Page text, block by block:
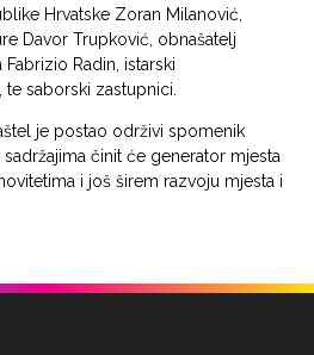
Hrvatske Zoran Milanović,
Davor Trupković, obnašatelj
Radin, istarski
saborski zastupnici.
je postao održivi spomenik
činit će generator mjesta
i još širem razvoju mjesta i